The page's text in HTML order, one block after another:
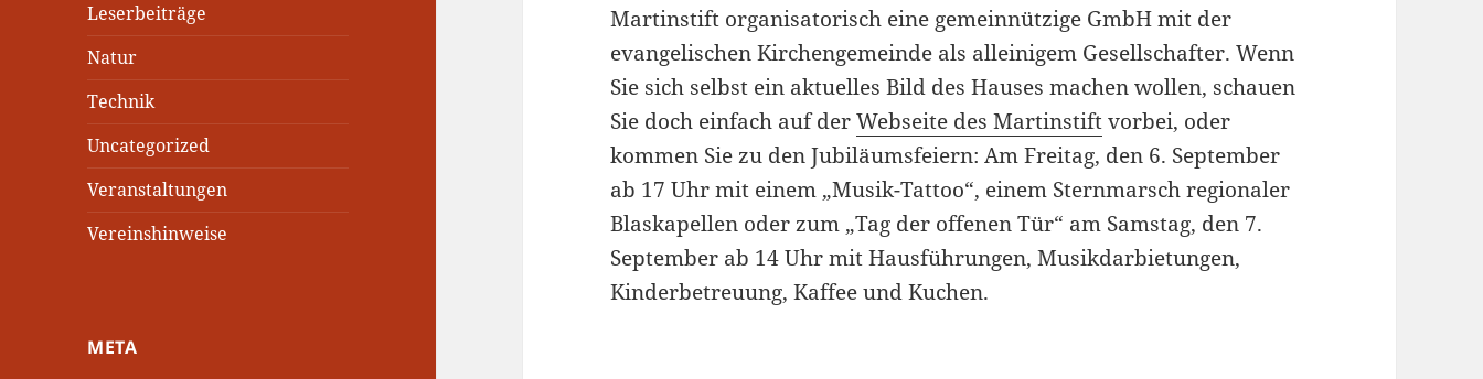
Leserbeiträge
Natur
Technik
Uncategorized
Veranstaltungen
Vereinshinweise
META
Martinstift organisatorisch eine gemeinnützige GmbH mit der
evangelischen Kirchengemeinde als alleinigem Gesellschafter. Wenn
Sie sich selbst ein aktuelles Bild des Hauses machen wollen, schauen
Sie doch einfach auf derWebseite des Martinstiftvorbei, oder
kommen Sie zu den Jubiläumsfeiern: Am Freitag, den 6. September
ab 17 Uhr mit einem „Musik-Tattoo“, einem Sternmarsch regionaler
Blaskapellen oder zum „Tag der offenen Tür“ am Samstag, den 7.
September ab 14 Uhr mit Hausführungen, Musikdarbietungen,
Kinderbetreuung, Kaffee und Kuchen.